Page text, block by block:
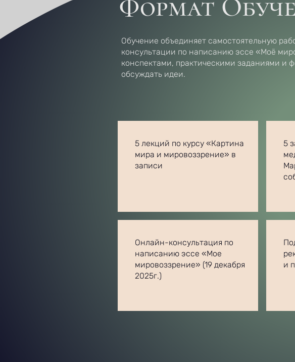
Формат
Обучение объединяет самостоятельную
консультации по написанию эссе «Моё
конспектами, практическими заданиями и
обсуждать идеи.
5 лекций по курсу «Картина
мира и мировоззрение» в
записи
Онлайн-консультация по
написанию эссе «Мое
мировоззрение» (19 декабря
2025г.)
5
и